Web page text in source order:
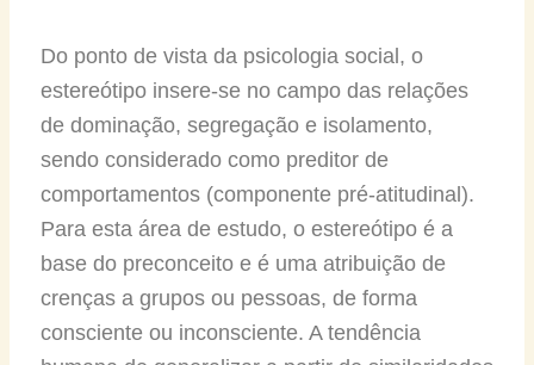
Do ponto de vista da psicologia social, o
estereótipo insere-se no campo das relações
de dominação, segregação e isolamento,
sendo considerado como preditor de
comportamentos (componente pré-atitudinal).
Para esta área de estudo, o estereótipo é a
base do preconceito e é uma atribuição de
crenças a grupos ou pessoas, de forma
consciente ou inconsciente. A tendência